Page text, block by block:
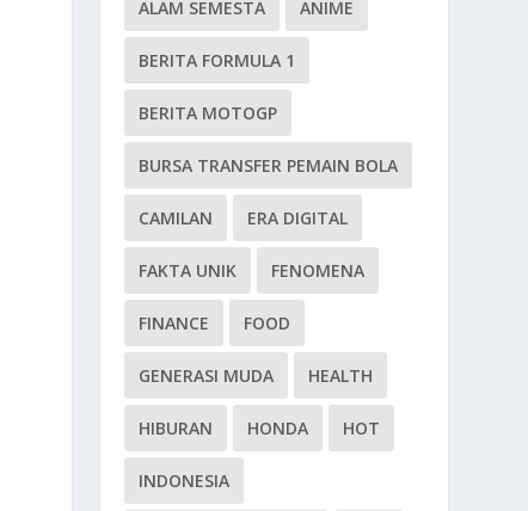
ALAM SEMESTA ANIME
BERITA FORMULA 1
BERITA MOTOGP
BURSA TRANSFER PEMAIN BOLA
CAMILAN ERA DIGITAL
FAKTA UNIK FENOMENA
FINANCE FOOD
GENERASI MUDA HEALTH
HIBURAN HONDA HOT
INDONESIA